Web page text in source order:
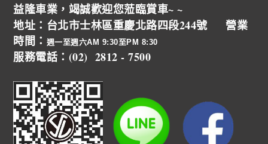
益隆車業，竭誠歡迎您蒞臨賞車~ ~
地址：台北市士林區重慶北路四段244號 營業
時間： 週一至週六AM 9:30至PM 8:30
服務電話：(02) 2812 - 7500